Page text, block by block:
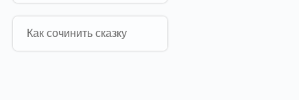
Как сочинить сказку